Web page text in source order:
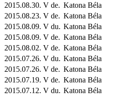
2015.08.30. V de. Katona Béla
2015.08.23. V de. Katona Béla
2015.08.09. V du. Katona Béla
2015.08.09. V de. Katona Béla
2015.08.02. V de. Katona Béla
2015.07.26. V du. Katona Béla
2015.07.26. V de. Katona Béla
2015.07.19. V de. Katona Béla
2015.07.12. V du. Katona Béla